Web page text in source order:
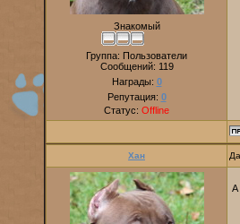
Знакомый
Группа: Пользователи
Сообщений: 119
Награды: 0
Репутация: 0
Статус: Offline
Хан
А